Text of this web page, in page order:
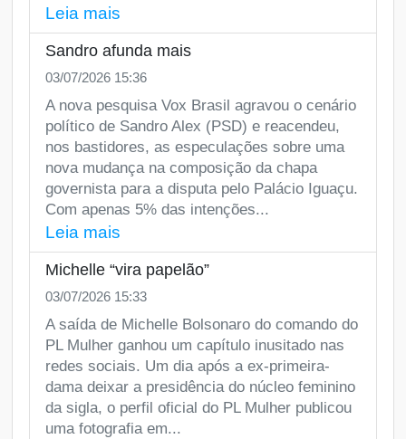
Leia mais
Sandro afunda mais
03/07/2026 15:36
A nova pesquisa Vox Brasil agravou o cenário
político de Sandro Alex (PSD) e reacendeu,
nos bastidores, as especulações sobre uma
nova mudança na composição da chapa
governista para a disputa pelo Palácio Iguaçu.
Com apenas 5% das intenções...
Leia mais
Michelle “vira papelão”
03/07/2026 15:33
A saída de Michelle Bolsonaro do comando do
PL Mulher ganhou um capítulo inusitado nas
redes sociais. Um dia após a ex-primeira-
dama deixar a presidência do núcleo feminino
da sigla, o perfil oficial do PL Mulher publicou
uma fotografia em...